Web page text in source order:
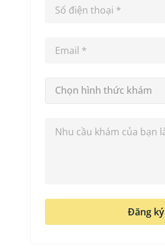
Chọn hình thức khám
Đăng ký